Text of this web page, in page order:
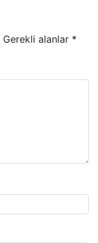
Gerekli alanlar *